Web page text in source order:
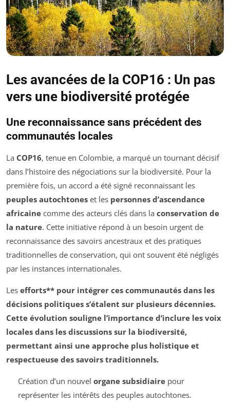
Les avancées de la COP16 : Un pas
vers une biodiversité protégée
Une reconnaissance sans précédent des
communautés locales
La COP16, tenue en Colombie, a marqué un tournant décisif
dans l’histoire des négociations sur la biodiversité. Pour la
première fois, un accord a été signé reconnaissant les
peuples autochtones et les personnes d’ascendance
africaine comme des acteurs clés dans la conservation de
la nature. Cette initiative répond à un besoin urgent de
reconnaissance des savoirs ancestraux et des pratiques
traditionnelles de conservation, qui ont souvent été négligés
par les instances internationales.
Les efforts** pour intégrer ces communautés dans les
décisions politiques s’étalent sur plusieurs décennies.
Cette évolution souligne l’importance d’inclure les voix
locales dans les discussions sur la biodiversité,
permettant ainsi une approche plus holistique et
respectueuse des savoirs traditionnels.
Création d’un nouvel organe subsidiairepour
représenter les intérêts des peuples autochtones.